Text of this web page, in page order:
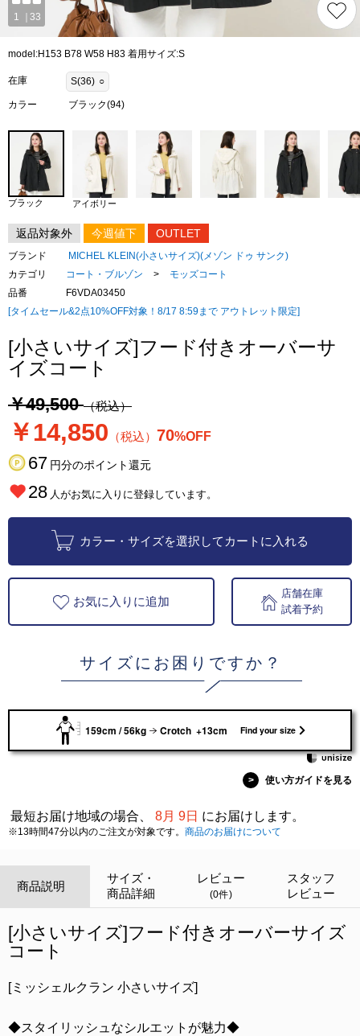
model:H153 B78 W58 H83 着用サイズ:S
在庫 S(36) ○
カラー ブラック(94)
ブラック アイボリー
返品対象外 今週値下 OUTLET
ブランド
MICHEL KLEIN(小さいサイズ)(メゾン ドゥ サンク)
カテゴリ
コート・ブルゾン >
モッズコート
品番
F6VDA03450
[タイムセール&2点10%OFF対象！8/17 8:59まで アウトレット限定]
[小さいサイズ]フード付きオーバーサ
イズコート
￥49,500（税込）
￥14,850 （税込） 70%OFF
67 円分のポイント還元
28 人がお気に入りに登録しています。
カラー・サイズを選択してカートに入れる
お気に入りに追加
店舗在庫
試着予約
サイズにお困りですか？
159cm / 56kg Crotch +13cm Find your size
> 使い方ガイドを見る
最短お届け地域の場合、 8月 9日 にお届けします。
※13時間47分以内のご注文が対象です。 商品のお届けについて
商品説明
サイズ・
商品詳細
レビュー
(0件)
スタッフ
レビュー
[小さいサイズ]フード付きオーバーサイズ
コート
[ミッシェルクラン 小さいサイズ]
◆スタイリッシュなシルエットが魅力◆